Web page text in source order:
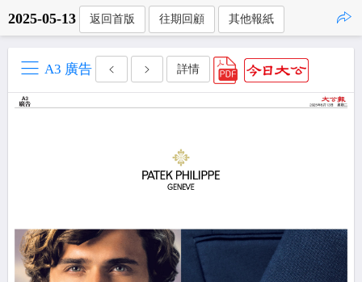
2025-05-13 返回首版 往期回顧 其他報紙
A3 廣告 詳情